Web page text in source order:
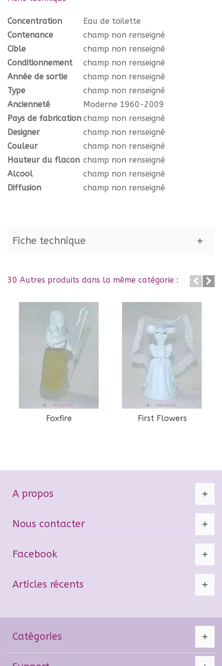
Concentration
Eau de toilette
Contenance
champ non renseigné
Cible
champ non renseigné
Conditionnement
champ non renseigné
Année de sortie
champ non renseigné
Type
champ non renseigné
Ancienneté
Moderne 1960-2009
Pays de fabrication champ non renseigné
Designer
champ non renseigné
Couleur
champ non renseigné
Hauteur du flacon champ non renseigné
Alcool
champ non renseigné
Diffusion
champ non renseigné
Fiche technique
30 Autres produits dans la même catégorie :
Foxfire First Flowers
A propos
Nous contacter
Facebook
Articles récents
Catégories